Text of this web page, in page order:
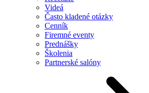
Videá
Často kladené otázky
Cenník
Firemné eventy
Prednášky
Školenia
Partnerské salóny